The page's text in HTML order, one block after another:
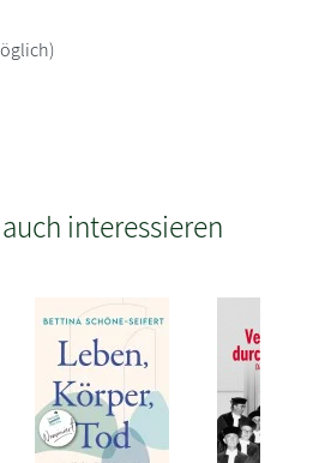
interessieren